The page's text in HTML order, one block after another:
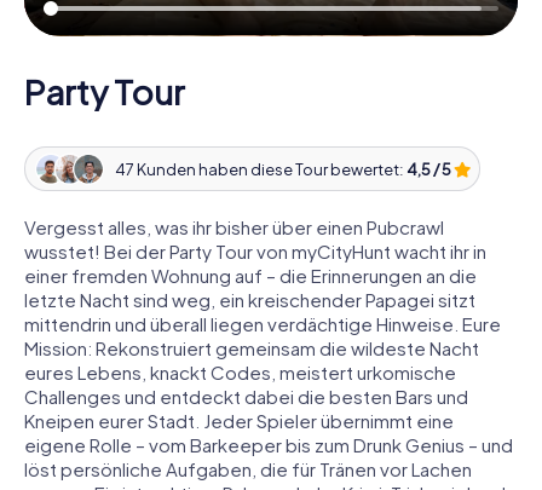
Party Tour
47 Kunden haben diese Tour bewertet: 4,5 / 5
Vergesst alles, was ihr bisher über einen Pubcrawl
wusstet! Bei der Party Tour von myCityHunt wacht ihr in
einer fremden Wohnung auf – die Erinnerungen an die
letzte Nacht sind weg, ein kreischender Papagei sitzt
mittendrin und überall liegen verdächtige Hinweise. Eure
Mission: Rekonstruiert gemeinsam die wildeste Nacht
eures Lebens, knackt Codes, meistert urkomische
Challenges und entdeckt dabei die besten Bars und
Kneipen eurer Stadt. Jeder Spieler übernimmt eine
eigene Rolle – vom Barkeeper bis zum Drunk Genius – und
löst persönliche Aufgaben, die für Tränen vor Lachen